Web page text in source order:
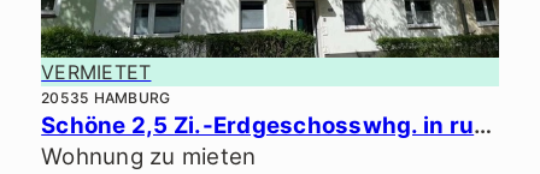
VERMIETET
20535 HAMBURG
Schöne 2,5 Zi.-Erdgeschosswhg. in ruhiger Lage.
Wohnung zu mieten